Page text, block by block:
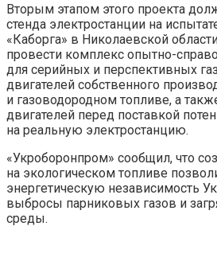
Вторым этапом этого проекта
стенда электростанции на
«Каборга» в Николаевской
провести комплекс опытно-
для серийных и перспективных
двигателей собственного
и газоводородном топливе, а
двигателей перед поставкой
на реальную электростанцию.
«Укроборонпром» сообщил, что
на экологическом топливе
энергетическую независимость
выбросы парниковых газов и
среды.